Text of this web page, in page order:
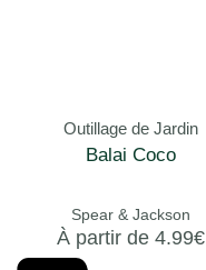
Outillage de Jardin
Balai Coco
Spear & Jackson
À partir de 4.99€